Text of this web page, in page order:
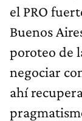
el PRO
Buenos
poroteo de
negociar
ahí